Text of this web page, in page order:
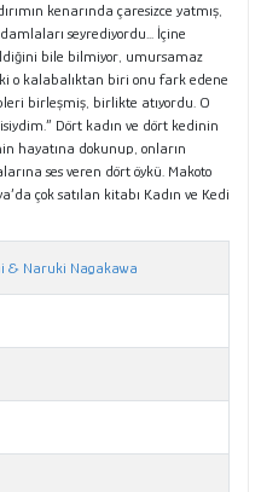
kenarında çaresizce yatmış,
seyrediyordu... İçine
bile bilmiyor, umursamaz
o kalabalıktan biri onu fark edene
birleşmiş, birlikte atıyordu. O
Dört kadın ve dört kedinin
hayatına dokunup, onların
ses veren dört öykü. Makoto
çok satılan kitabı Kadın ve Kedi
& Naruki Nagakawa